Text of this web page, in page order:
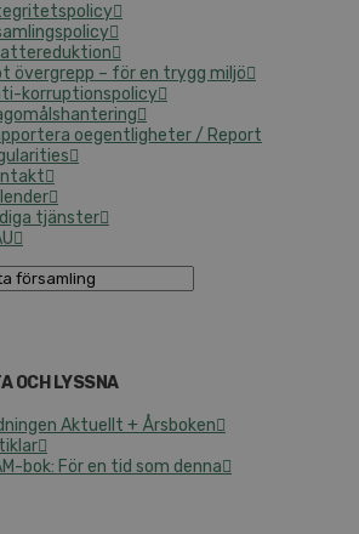
övergrepp – för en trygg miljö
korruptionspolicy
oegentligheter / Report
tjänster
OCH LYSSNA
Aktuellt + Årsboken
bok: För en tid som denna